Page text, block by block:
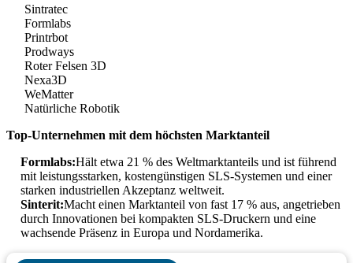
Sintratec
Formlabs
Printrbot
Prodways
Roter Felsen 3D
Nexa3D
WeMatter
Natürliche Robotik
Top-Unternehmen mit dem höchsten Marktanteil
Formlabs:Hält etwa 21 % des Weltmarktanteils und ist führend
mit leistungsstarken, kostengünstigen SLS-Systemen und einer
starken industriellen Akzeptanz weltweit.
Sinterit:Macht einen Marktanteil von fast 17 % aus, angetrieben
durch Innovationen bei kompakten SLS-Druckern und eine
wachsende Präsenz in Europa und Nordamerika.